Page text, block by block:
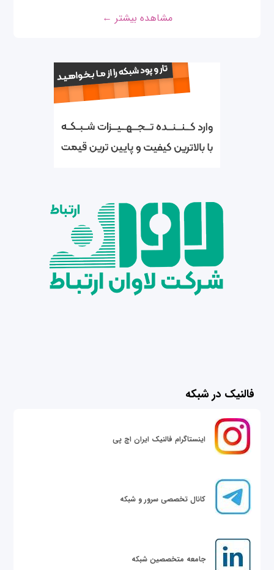
مشاهده بیشتر ←
فالنیک در شبکه
اینستاگرام فالنیک ایران اچ پی
کانال تخصصی سرور و شبکه
جامعه متخصصین شبکه